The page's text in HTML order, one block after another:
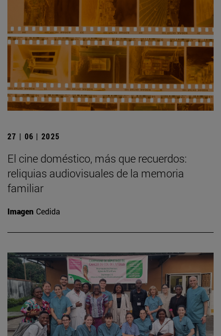
27 | 06 | 2025
El cine doméstico, más que recuerdos:
reliquias audiovisuales de la memoria
familiar
Imagen Cedida